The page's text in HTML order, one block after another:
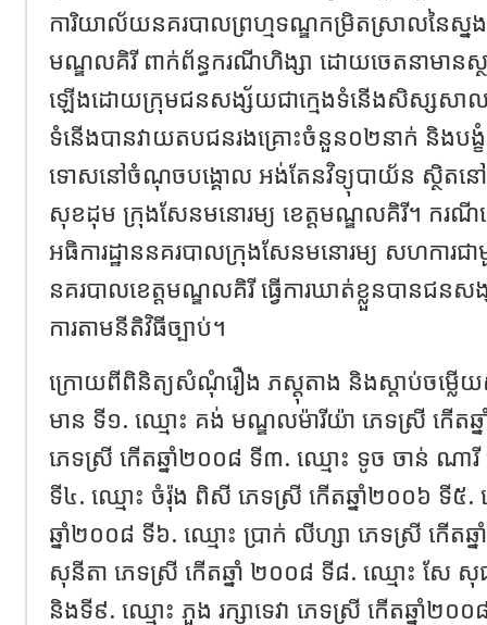
ការិយាល័យនគរបាលព្រហ្មទណ្ឌកម្រិតស្រាលនៃស្នងក
មណ្ឌលគិរី ពាក់ព័ន្ធករណីហិង្សា ដោយចេតនាមានស្
ឡើងដោយក្រុមជនសង្ស័យជាក្មេងទំនើងសិស្សសាល
ទំនើងបានវាយតបជនរងគ្រោះចំនួន០២នាក់ និងបង្ខំ
ទោសនៅចំណុចបង្គោល អង់តែនវិទ្យុបាយ័ន ស្ថិតនៅ
សុខដុម ក្រុងសែនមនោរម្យ ខេត្តមណ្ឌលគិរី។ ករណីនេ
អធិការដ្ឋាននគរបាលក្រុងសែនមនោរម្យ សហការជា
នគរបាលខេត្តមណ្ឌលគិរី ធ្វើការឃាត់ខ្លួនបានជន
ការតាមនីតិវិធីច្បាប់។
ក្រោយពីពិនិត្យសំណុំរឿង ភស្តុតាង និងស្តាប់ចម្លើ
មាន ទី១. ឈ្មោះ គង់ មណ្ឌលម៉ារីយ៉ា ភេទស្រី កើត
ភេទស្រី កើតឆ្នាំ២០០៨ ទី៣. ឈ្មោះ ទូច ចាន់ ណារី
ទី៤. ឈ្មោះ ចំរ៉ុង ពិសី ភេទស្រី កើតឆ្នាំ២០០៦ ទី៥.
ឆ្នាំ២០០៨ ទី៦. ឈ្មោះ ប្រាក់ លីហ្សា ភេទស្រី កើត
សុនីតា ភេទស្រី កើតឆ្នាំ ២០០៨ ទី៨. ឈ្មោះ សែ សុ
និងទី៩. ឈ្មោះ ភួង រក្សាទេវា ភេទស្រី កើតឆ្នាំ២